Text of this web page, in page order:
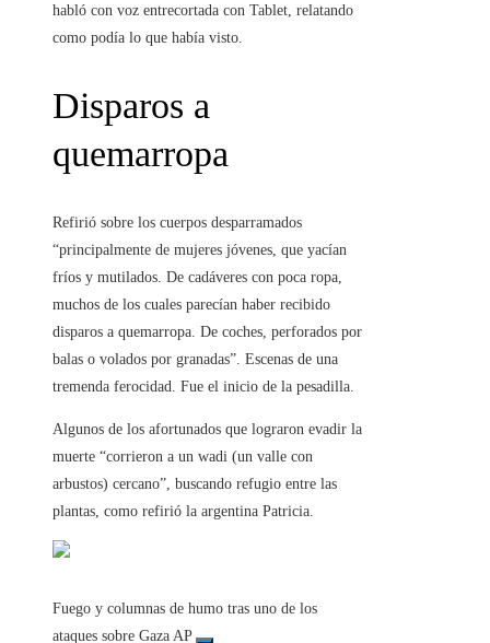
habló con voz entrecortada con Tablet, relatando
como podía lo que había visto.
Disparos a
quemarropa
Refirió sobre los cuerpos desparramados
“principalmente de mujeres jóvenes, que yacían
fríos y mutilados. De cadáveres con poca ropa,
muchos de los cuales parecían haber recibido
disparos a quemarropa. De coches, perforados por
balas o volados por granadas”. Escenas de una
tremenda ferocidad. Fue el inicio de la pesadilla.
Algunos de los afortunados que lograron evadir la
muerte “corrieron a un wadi (un valle con
arbustos) cercano”, buscando refugio entre las
plantas, como refirió la argentina Patricia.
Fuego y columnas de humo tras uno de los
ataques sobre Gaza AP